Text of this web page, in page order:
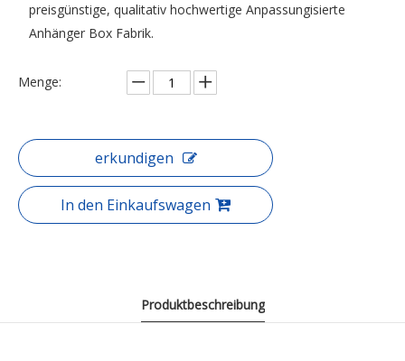
preisgünstige, qualitativ hochwertige Anpassungisierte
Anhänger Box Fabrik.
Menge:
erkundigen
In den Einkaufswagen
Produktbeschreibung